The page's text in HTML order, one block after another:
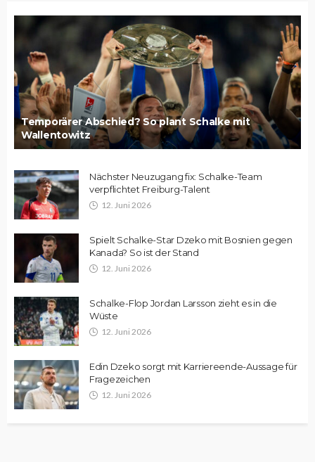
Temporärer Abschied? So plant Schalke mit
Wallentowitz
Nächster Neuzugang fix: Schalke-Team
verpflichtet Freiburg-Talent
12. Juni 2026
Spielt Schalke-Star Dzeko mit Bosnien gegen
Kanada? So ist der Stand
12. Juni 2026
Schalke-Flop Jordan Larsson zieht es in die
Wüste
12. Juni 2026
Edin Dzeko sorgt mit Karriereende-Aussage für
Fragezeichen
12. Juni 2026